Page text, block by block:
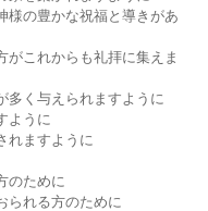
の豊かな祝福と導きがあ
これからも礼拝に集えま
く与えられますように
ように
れますように
のために
られる方のために